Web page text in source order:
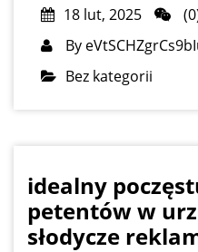
18 lut, 2025
By
Bez kategorii
idealny
petentów w
słodycze